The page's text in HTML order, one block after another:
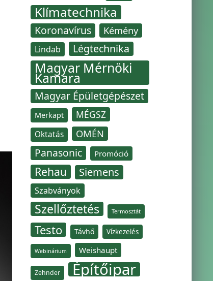
Klímatechnika
Koronavírus Kémény
Lindab Légtechnika
Magyar Mérnöki
Kamara
Magyar Épületgépészet
Merkapt MÉGSZ
Oktatás OMÉN
Panasonic Promóció
Rehau Siemens
Szabványok
Szellőztetés Termosztát
Testo Távhő Vízkezelés
Webinárium Weishaupt
Zehnder Építőipar